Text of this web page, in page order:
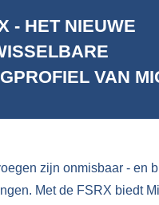
- HET NIEUWE
VAN
zijn onmisbaar - en
Met de FSRX biedt